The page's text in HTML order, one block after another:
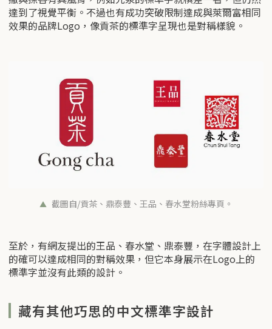
達到了視覺平衡。不過也有成功突破限制達成與萊爾富相同
效果的品牌Logo，像貢茶的標準字呈現也是對稱樣貌。
截圖自/貢茶、鼎泰豐、王品、春水堂粉絲專頁。
至於，有網友提出的王品、春水堂、鼎泰豐，在字體設計上
的確可以達成相同的對稱效果，但它本身展示在Logo上的
標準字並沒有此類的設計。
藏有其他巧思的中文標準字設計